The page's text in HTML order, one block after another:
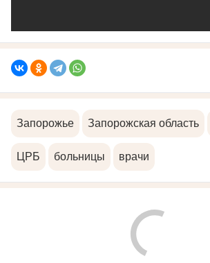
Запорожье Запорожская область
ЦРБ больницы врачи